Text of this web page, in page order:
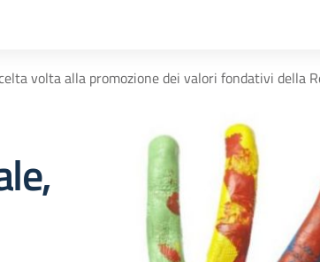
volta alla promozione dei valori fondativi della